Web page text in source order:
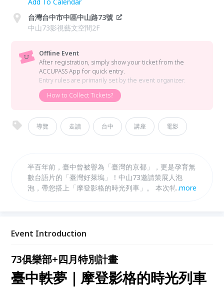
台灣台中市中區中山路73號
中山73影視藝文空間2F
Offline Event
After registration, simply show your ticket from the
ACCUPASS App for quick entry.
Entry rules are primarily set by the event organizer.
How to Collect Tickets?
導覽 走讀 台中 講座 電影
半百年前，臺中曾被譽為「臺灣的京都」，更是孕育無
數台語片的「臺灣好萊塢」！中山73邀請策展人泡
泡，帶您搭上「摩登影格的時光列車」。 本次特別企
日本天皇的視角踩點台中州廳、火車站及天外天劇場遺
...more
Event Introduction
73俱樂部+四月特別計畫
臺中軼夢｜摩登影格的時光列車